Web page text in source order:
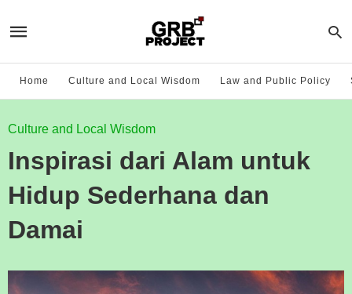
Home Culture and Local Wisdom Law and Public Policy
Culture and Local Wisdom
Inspirasi dari Alam untuk
Hidup Sederhana dan
Damai